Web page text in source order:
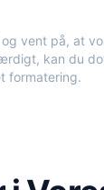
vent på, at
kan du
formatering.